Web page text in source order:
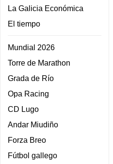
La Galicia Económica
El tiempo
Mundial 2026
Torre de Marathon
Grada de Río
Opa Racing
CD Lugo
Andar Miudiño
Forza Breo
Fútbol gallego